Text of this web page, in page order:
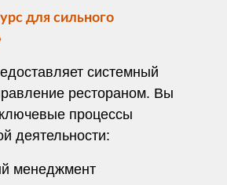
для сильного
системный
рестораном. Вы
процессы
деятельности:
менеджмент